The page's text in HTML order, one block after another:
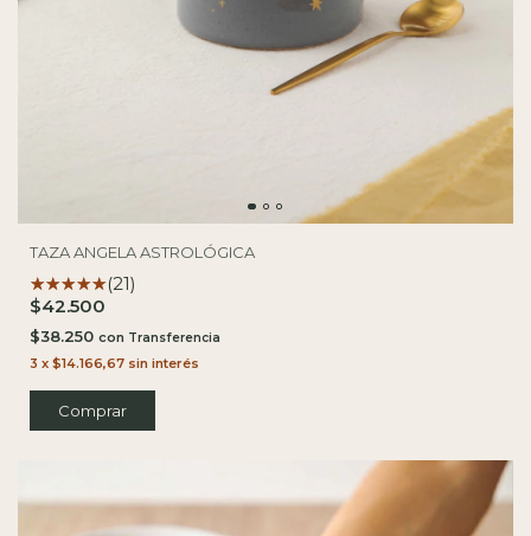
TAZA ANGELA ASTROLÓGICA
(21)
$42.500
$38.250 con
3 x $14.166,67 sin interés
Comprar